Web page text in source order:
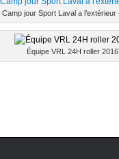
Camp jour Sport Laval a l’extérieur
Équipe VRL 24H roller 2016